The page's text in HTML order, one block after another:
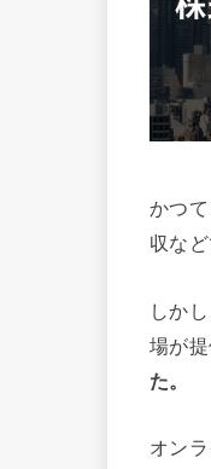
かつ
収な
しか
場が
た。
オン